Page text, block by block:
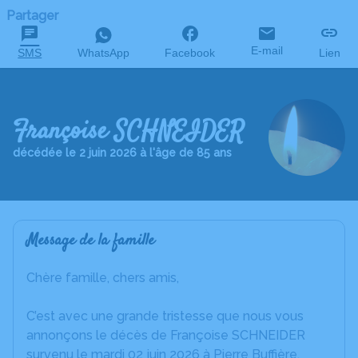
Partager
SMS WhatsApp Facebook E-mail Lien
Françoise SCHNEIDER
décédée le 2 juin 2026 à l'âge de 85 ans
Message de la famille
Chère famille, chers amis,
C’est avec une grande tristesse que nous vous
annonçons le décès de Françoise SCHNEIDER
survenu le mardi 02 juin 2026 à Pierre Buffière.